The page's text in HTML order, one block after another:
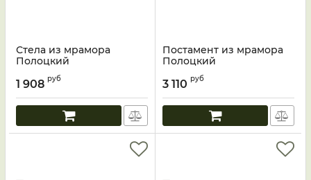
Стела из мрамора
Полоцкий
1 908 руб
Постамент из мрамора
Полоцкий
3 110 руб